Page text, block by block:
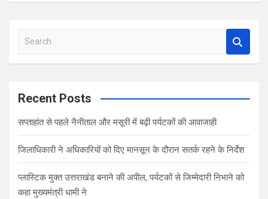
a
c
Recent Posts
सप्ताहांत से पहले नैनीताल और मसूरी में बढ़ी पर्यटकों की आवाजाही
जिलाधिकारी ने अधिकारियों को दिए मानसून के दौरान सतर्क रहने के निर्देश
प्लास्टिक मुक्त उत्तराखंड बनाने की अपील, पर्यटकों से जिम्मेदारी निभाने को
कहा मुख्यमंत्री धामी ने